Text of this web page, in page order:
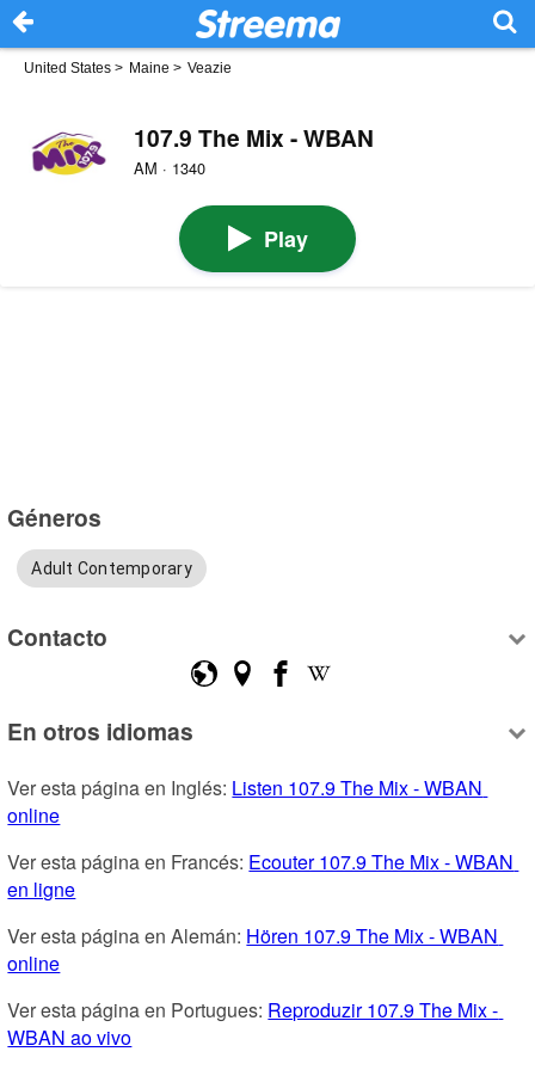
United States > Maine > Veazie
107.9 The Mix - WBAN
AM · 1340
Play
Géneros
Adult Contemporary
Contacto
En otros idiomas
Ver esta página en Inglés: Listen 107.9 The Mix - WBAN
online
Ver esta página en Francés: Ecouter 107.9 The Mix - WBAN
en ligne
Ver esta página en Alemán: Hören 107.9 The Mix - WBAN
online
Ver esta página en Portugues: Reproduzir 107.9 The Mix -
WBAN ao vivo